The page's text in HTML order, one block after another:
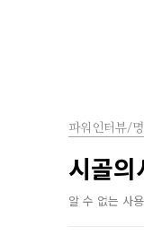
파워인터뷰/
시골
알 수 없는 사